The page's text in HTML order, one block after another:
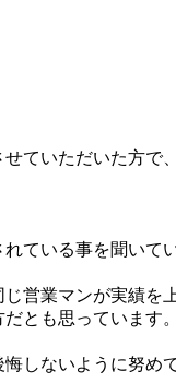
ていただいた方で
ている事を聞いて
営業マンが実績を
とも思っています
しないように努め